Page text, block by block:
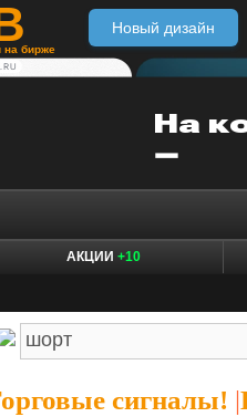
на бирже
Новый дизайн
АКЦИИ +10
сигналы! |